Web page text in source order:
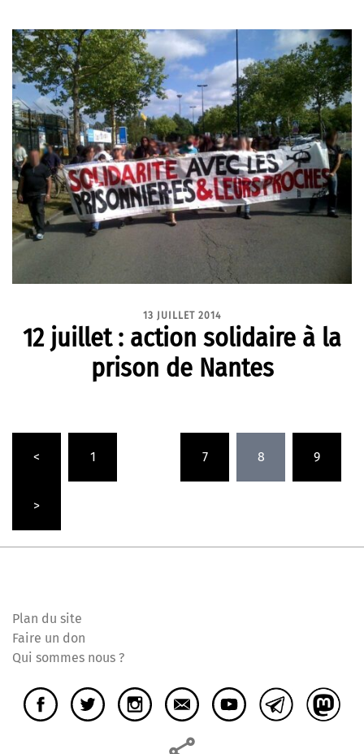
13 JUILLET 2014
12 juillet : action solidaire à la
prison de Nantes
des
publications
< 1 7 8 9
>
Plan du site
Faire un don
Qui sommes nous ?